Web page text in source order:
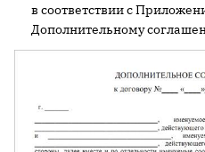
в соответствии с
Дополнительному